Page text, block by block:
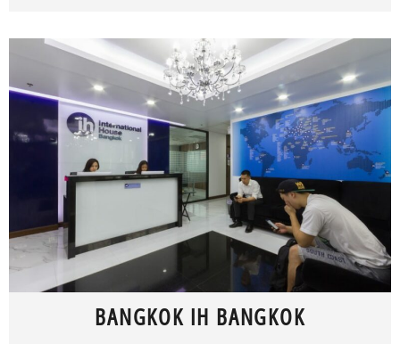
BANGKOK IH BANGKOK